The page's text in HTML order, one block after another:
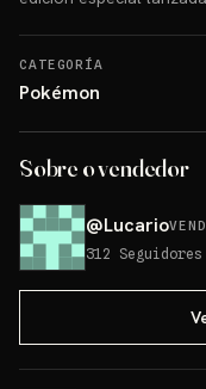
CATEGORÍA
Pokémon
Sobre o vendedor
@Lucario
312 Seguidores